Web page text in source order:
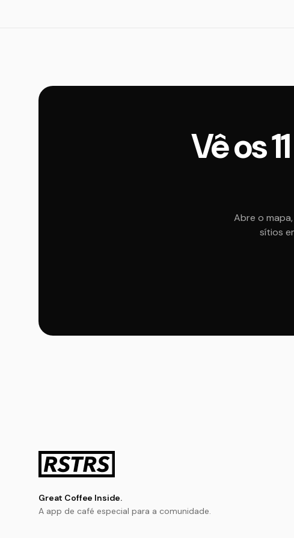
Vê os
Abre o
sítios
Great Coffee Inside.
A app de café especial para a comunidade.